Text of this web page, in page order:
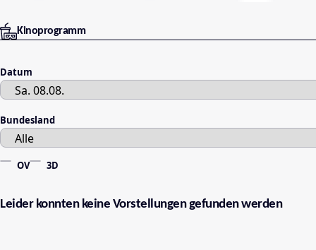
Kinoprogramm
Datum
Bundesland
OV 3D
Leider konnten keine Vorstellungen gefunden werden